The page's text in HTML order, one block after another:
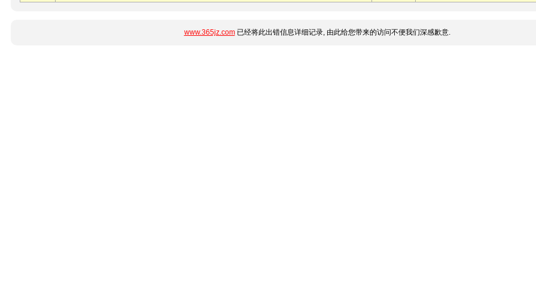
www.365jz.com已经将此出错信息详细记录, 由此给您带来的访问不便我们深感歉意.